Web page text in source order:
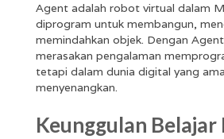
Agent adalah robot virtual dalam
diprogram untuk membangun,
memindahkan objek. Dengan
merasakan pengalaman
tetapi dalam dunia digital yang
menyenangkan.
Keunggulan